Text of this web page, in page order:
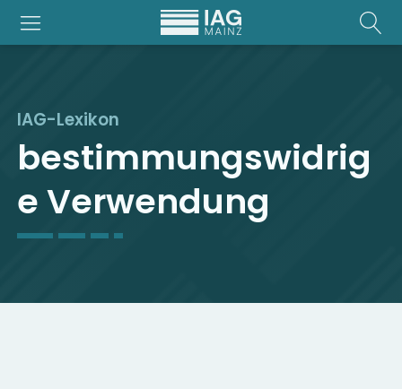
IAG-Lexikon
bestimmungswidrig
e Verwendung